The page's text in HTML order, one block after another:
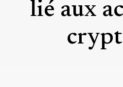
lié aux